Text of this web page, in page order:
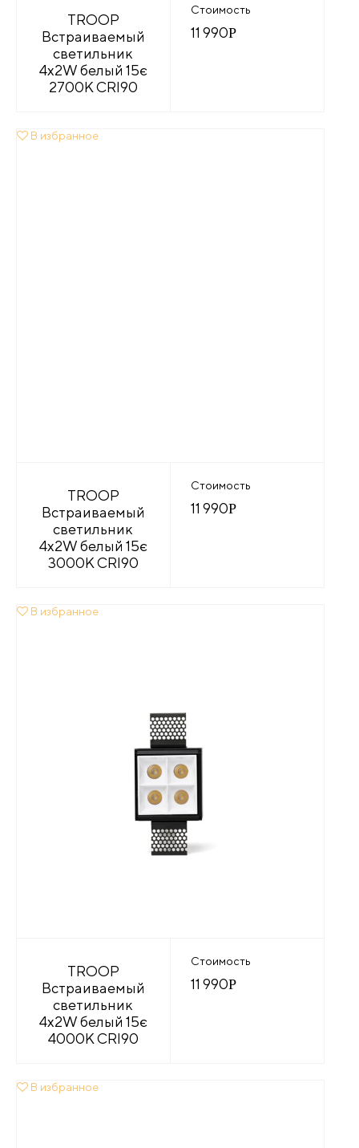
TROOP
Встраиваемый
светильник
4x2W белый 15є
2700K CRI90
Стоимость
11 990Р
В избранное
TROOP
Встраиваемый
светильник
4x2W белый 15є
3000K CRI90
Стоимость
11 990Р
В избранное
TROOP
Встраиваемый
светильник
4x2W белый 15є
4000K CRI90
Стоимость
11 990Р
В избранное